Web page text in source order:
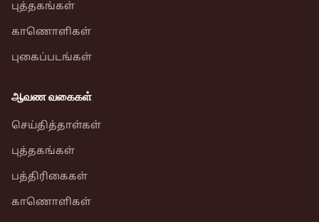
புத்தகங்கள்
காணொளிகள்
புகைப்படங்கள்
ஆவண வகைகள்
செய்தித்தாள்கள்
புத்தகங்கள்
பத்திரிகைகள்
காணொளிகள்